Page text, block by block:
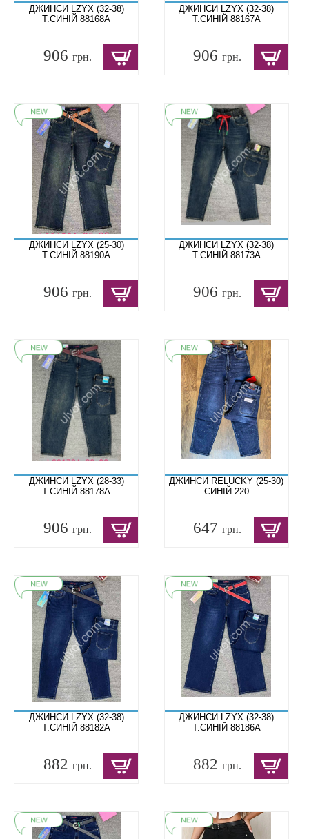
ДЖИНСИ LZYX (32-38)
Т.СИНІЙ 88168A
906 грн.
ДЖИНСИ LZYX (32-38)
Т.СИНІЙ 88167A
906грн.
ДЖИНСИ LZYX (25-30)
Т.СИНІЙ 88190A
906 грн.
ДЖИНСИ LZYX (32-38)
Т.СИНІЙ 88173A
906грн.
ДЖИНСИ LZYX (28-33)
Т.СИНІЙ 88178A
906 грн.
ДЖИНСИ RELUCKY (25-30)
СИНІЙ 220
647грн.
ДЖИНСИ LZYX (32-38)
Т.СИНІЙ 88182A
882 грн.
ДЖИНСИ LZYX (32-38)
Т.СИНІЙ 88186A
882грн.